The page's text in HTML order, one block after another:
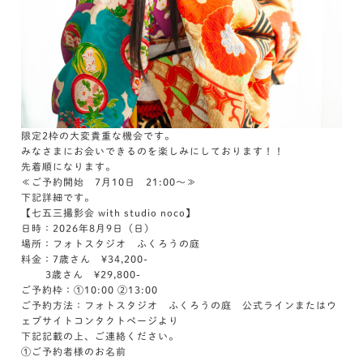
限定2枠の大変貴重な機会です。
みなさまにお会いできるのを楽しみにしております！！
先着順になります。
≪ご予約開始 7月10日 21:00～≫
下記詳細です。
【七五三撮影会 with studio noco】
日時：2026年8月9日（日）
場所：フォトスタジオ ふくろうの庭
料金：7歳さん ¥34,200-
3歳さん ¥29,800-
ご予約枠：①10:00 ②13:00
ご予約方法：フォトスタジオ ふくろうの庭 公式ラインまたはウ
ェブサイトコンタクトページより
下記記載の上、ご連絡ください。
①ご予約者様のお名前